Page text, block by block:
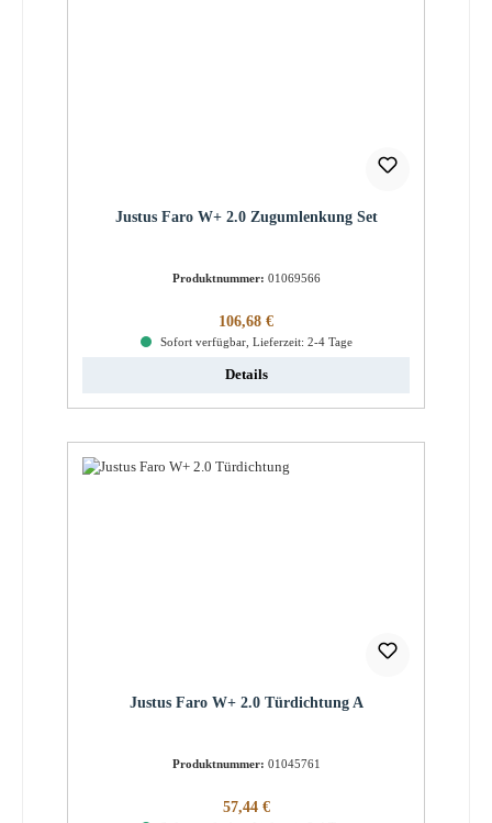
Justus Faro W+ 2.0 Zugumlenkung Set
Produktnummer: 01069566
Regulärer Preis:
106,68 €
Sofort verfügbar, Lieferzeit: 2-4 Tage
Details
Justus Faro W+ 2.0 Türdichtung A
Produktnummer: 01045761
Regulärer Preis:
57,44 €